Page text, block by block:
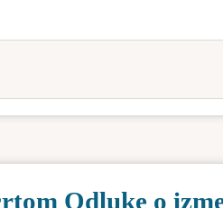
Odluke o